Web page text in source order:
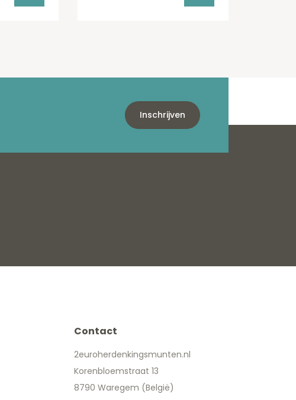
Inschrijven
Contact
2euroherdenkingsmunten.nl
Korenbloemstraat 13
8790 Waregem (België)